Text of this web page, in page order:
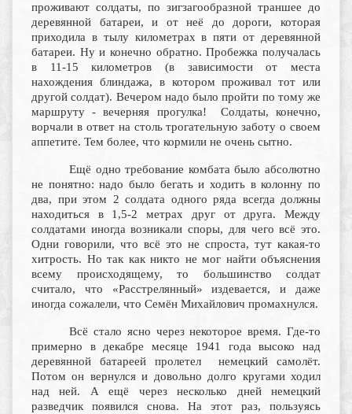
проживают солдаты, по зигзагообразной траншее до
деревянной батареи, и от неё до дороги, которая
приходила в тылу километрах в пяти от деревянной
батареи. Ну и конечно обратно. Пробежка получалась
в 11-15 километров (в зависимости от места
нахождения блиндажа, в котором проживал тот или
другой солдат). Вечером надо было пройти по тому же
маршруту - вечерняя прогулка! Солдаты, конечно,
ворчали в ответ на столь трогательную заботу о своем
аппетите. Тем более, что кормили не очень сытно.
Ещё одно требование комбата было абсолютно
не понятно: надо было бегать и ходить в колонну по
два, при этом 2 солдата одного ряда всегда должны
находиться в 1,5-2 метрах друг от друга. Между
солдатами иногда возникали споры, для чего всё это.
Одни говорили, что всё это не спроста, тут какая-то
хитрость. Но так как никто не мог найти объяснения
всему происходящему, то большинство солдат
считало, что «Расстрелянный» издевается, и даже
иногда сожалели, что Семён Михайлович промахнулся.
Всё стало ясно через некоторое время. Где-то
примерно в декабре месяце 1941 года высоко над
деревянной батареей пролетел немецкий самолёт.
Потом он вернулся и довольно долго кругами ходил
над ней. А ещё через несколько дней немецкий
разведчик появился снова. На этот раз, пользуясь